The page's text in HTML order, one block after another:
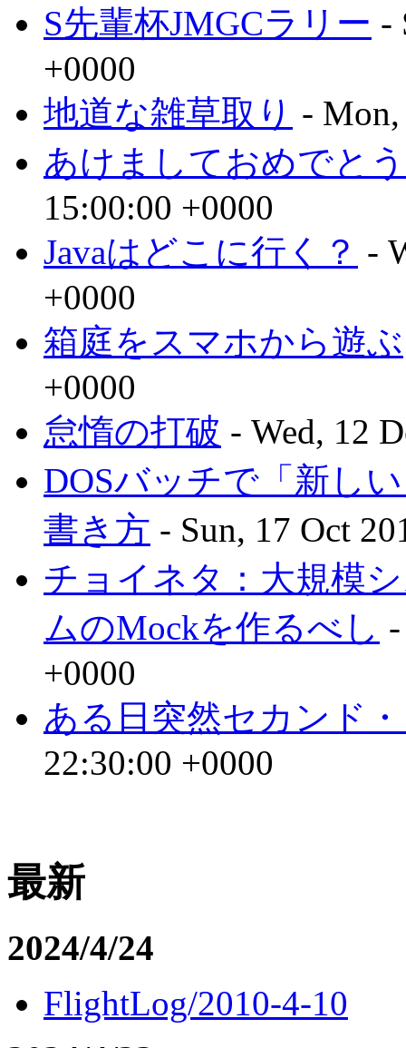
S先輩杯JMGCラリー -
+0000
地道な雑草取り -
あけましておめでと
15:00:00 +0000
Javaはどこに行く？ -
+0000
箱庭をスマホから遊ぶ
+0000
怠惰の打破 - Wed, 12
DOSバッチで「新し
書き方 - Sun, 17 Oct
チョイネタ：大規模
ムのMockを作るべし
+0000
ある日突然セカンド
22:30:00 +0000
最新
2024/4/24
FlightLog/2010-4-10